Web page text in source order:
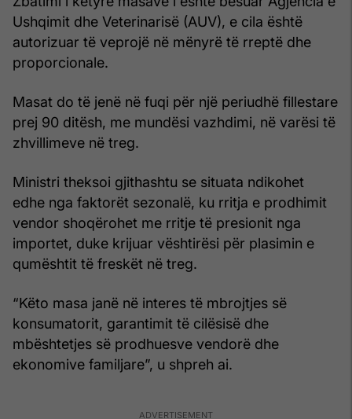
Ushqimit dhe Veterinarisë (AUV), e cila është
autorizuar të veprojë në mënyrë të rreptë dhe
proporcionale.
Masat do të jenë në fuqi për një periudhë fillestare
prej 90 ditësh, me mundësi vazhdimi, në varësi të
zhvillimeve në treg.
Ministri theksoi gjithashtu se situata ndikohet
edhe nga faktorët sezonalë, ku rritja e prodhimit
vendor shoqërohet me rritje të presionit nga
importet, duke krijuar vështirësi për plasimin e
qumështit të freskët në treg.
“Këto masa janë në interes të mbrojtjes së
konsumatorit, garantimit të cilësisë dhe
mbështetjes së prodhuesve vendorë dhe
ekonomive familjare”, u shpreh ai.